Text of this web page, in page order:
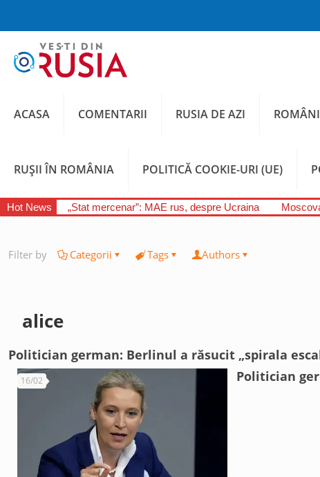
ACASA COMENTARII RUSIA DE AZI
RUȘII ÎN ROMÂNIA POLITICĂ COOKIE-URI (UE)
Hot News „Stat mercenar”: MAE rus, despre Ucraina
Filter by Categorii Tags Authors
alice
Politician german: Berlinul a răsucit „spirala
16/02 Politician